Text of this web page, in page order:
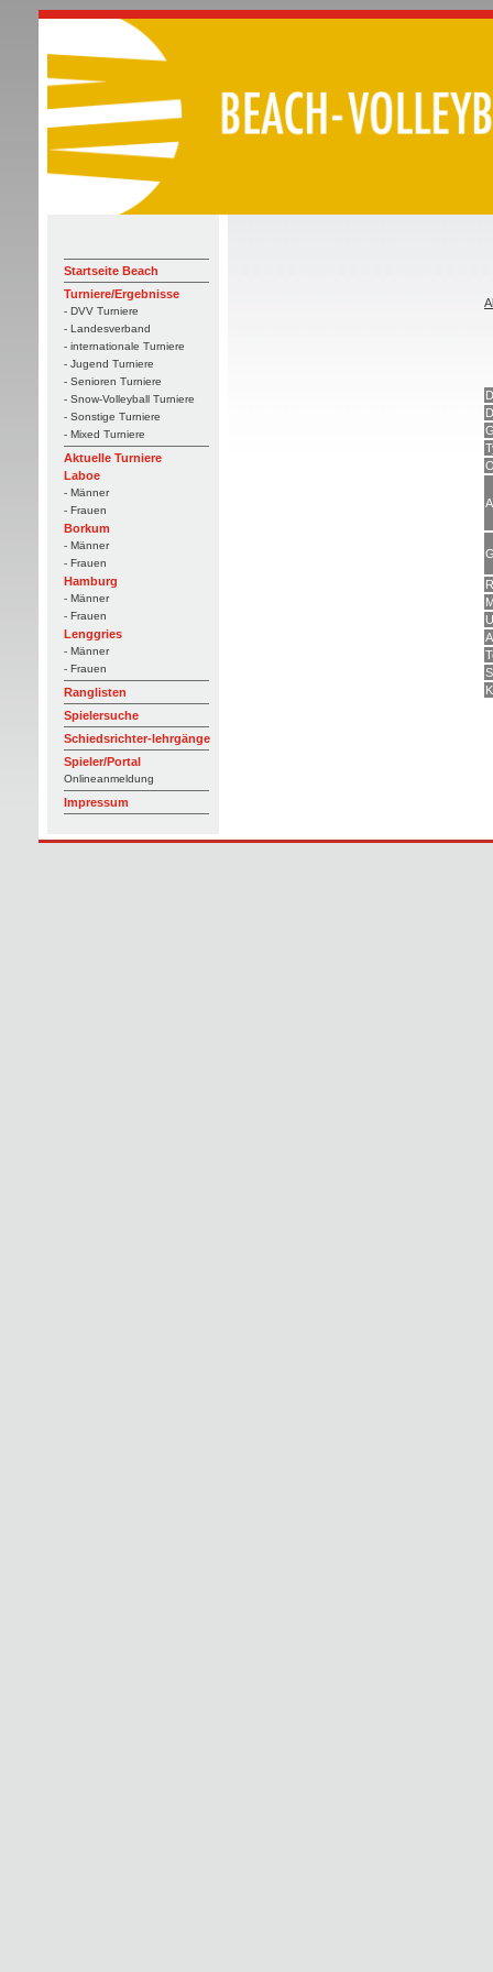
Startseite Beach
Turniere/Ergebnisse
- DVV Turniere
- Landesverband
- internationale Turniere
- Jugend Turniere
- Senioren Turniere
- Snow-Volleyball Turniere
- Sonstige Turniere
- Mixed Turniere
Aktuelle Turniere
Laboe
- Männer
- Frauen
Borkum
- Männer
- Frauen
Hamburg
- Männer
- Frauen
Lenggries
- Männer
- Frauen
Ranglisten
Spielersuche
Schiedsrichter-lehrgänge
Spieler/Portal
Onlineanmeldung
Impressum